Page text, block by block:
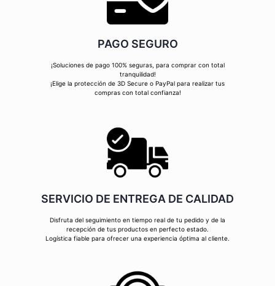
PAGO SEGURO
¡Soluciones de pago 100% seguras, para comprar con total
tranquilidad!
¡Elige la protección de 3D Secure o PayPal para realizar tus
compras con total confianza!
SERVICIO DE ENTREGA DE CALIDAD
Disfruta del seguimiento en tiempo real de tu pedido y de la
recepción de tus productos en perfecto estado.
Logística fiable para ofrecer una experiencia óptima al cliente.